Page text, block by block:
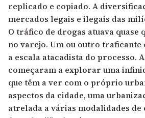
replicado e copiado. A
mercados legais e ilegais das
O tráfico de drogas atuava quase
no varejo. Um ou outro traficante
a escala atacadista do processo.
começaram a explorar uma
que têm a ver com o próprio
aspectos da cidade, uma
atrelada a várias modalidades